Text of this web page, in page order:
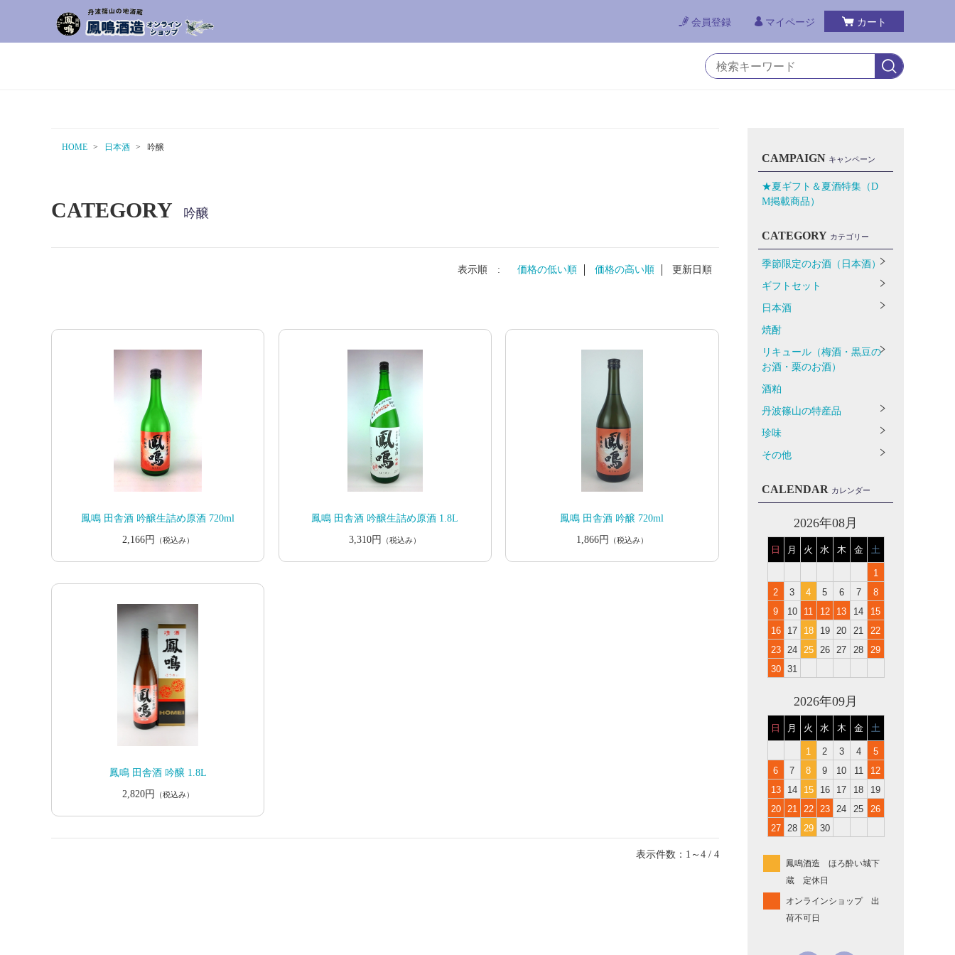
会員登録 マイページ カート
HOME 日本酒 吟醸
CATEGORY 吟醸
表示順 : 価格の低い順 価格の高い順 更新日順
鳳鳴 田舎酒 吟醸生詰め原酒 720ml
2,166円
（税込み）
鳳鳴 田舎酒 吟醸生詰め原酒 1.8L
3,310円
（税込み）
鳳鳴 田舎酒 吟醸 720ml
1,866円
（税込み）
鳳鳴 田舎酒 吟醸 1.8L
2,820円
（税込み）
表示件数：1～4 / 4
CAMPAIGN キャンペーン
★夏ギフト＆夏酒特集（D
M掲載商品）
CATEGORY カテゴリー
季節限定のお酒（日本酒）
ギフトセット
日本酒
焼酎
リキュール（梅酒・黒豆の
お酒・栗のお酒）
酒粕
丹波篠山の特産品
珍味
その他
CALENDAR カレンダー
2026年08月
日 月 火 水 木 金 土
1
2
3 4 5 6 7
8
9
10 11 12 13 14
15
16
17 18 19 20 21
22
23
24 25 26 27 28
29
30
31
2026年09月
日 月 火 水 木 金 土
1 2 3 4
5
6
7 8 9 10 11
12
13
14 15 16 17 18
19
20
21 22 23 24 25
26
27
28 29 30
鳳鳴酒造 ほろ酔い城下
蔵 定休日
オンラインショップ 出
荷不可日